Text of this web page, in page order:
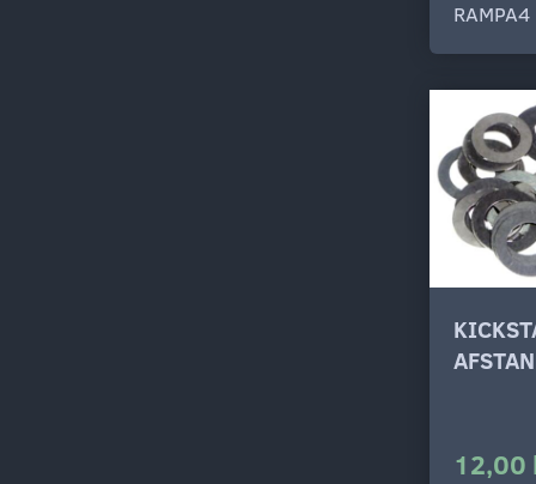
RAMPA4
12,00